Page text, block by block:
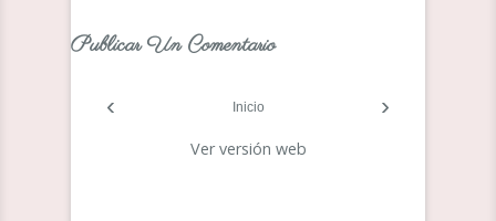
Publicar Un Comentario
‹ ›
Inicio
Ver versión web